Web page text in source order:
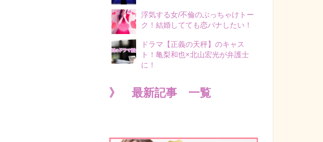
浮気する女/不倫のぶっちゃけトー
ク！結婚してても恋バナしたい！
ドラマ【正義の天秤】のキャス
ト！亀梨和也×北山宏光が弁護士
に！
》 最新記事 一覧